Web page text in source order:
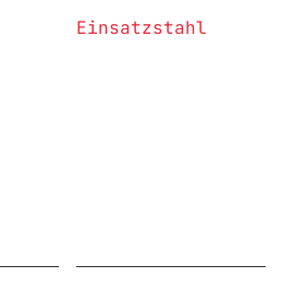
Einsatzstahl